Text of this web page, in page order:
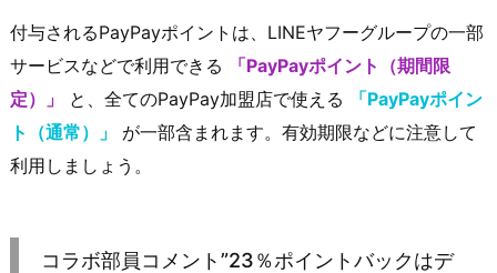
付与されるPayPayポイントは、LINEヤフーグループの一部
サービスなどで利用できる
「PayPayポイント（期間限
定）」
と、全てのPayPay加盟店で使える
「PayPayポイン
ト（通常）」
が一部含まれます。有効期限などに注意して
利用しましょう。
コラボ部員コメント”23％ポイントバックはデ